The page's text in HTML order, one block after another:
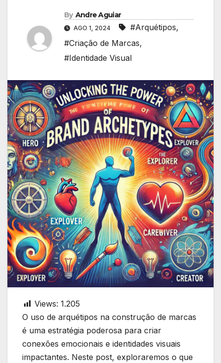
By Andre Aguiar
AGO 1, 2024 #Arquétipos,
#Criação de Marcas,
#Identidade Visual
Views: 1.205
O uso de arquétipos na construção de marcas
é uma estratégia poderosa para criar
conexões emocionais e identidades visuais
impactantes. Neste post, exploraremos o que